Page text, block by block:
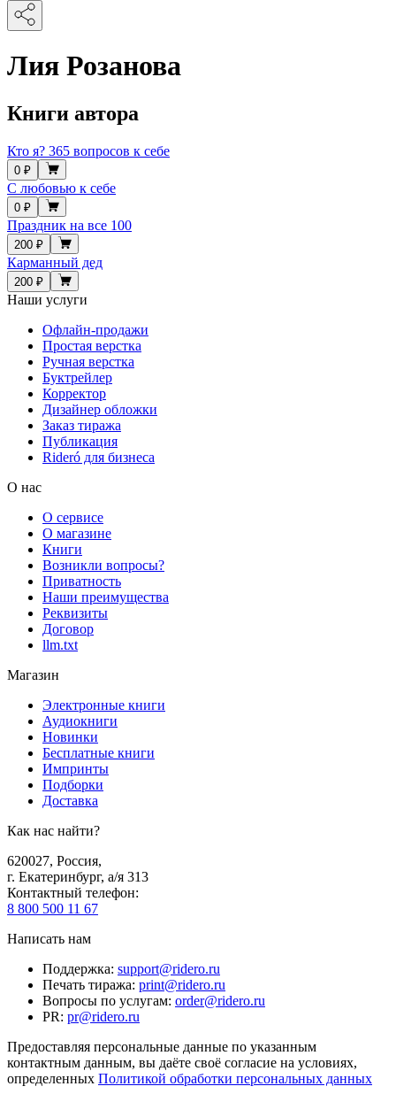
Лия Розанова
Книги автора
Кто я? 365 вопросов к себе
0 ₽
С любовью к себе
0 ₽
Праздник на все 100
200 ₽
Карманный дед
200 ₽
Наши услуги
Офлайн-продажи
Простая верстка
Ручная верстка
Буктрейлер
Корректор
Дизайнер обложки
Заказ тиража
Публикация
Rideró для бизнеса
О нас
О сервисе
О магазине
Книги
Возникли вопросы?
Приватность
Наши преимущества
Реквизиты
Договор
llm.txt
Магазин
Электронные книги
Аудиокниги
Новинки
Бесплатные книги
Импринты
Подборки
Доставка
Как нас найти?
620027, Россия,
г. Екатеринбург, а/я 313
Контактный телефон:
8 800 500 11 67
Написать нам
Поддержка: support@ridero.ru
Печать тиража: print@ridero.ru
Вопросы по услугам: order@ridero.ru
PR: pr@ridero.ru
Предоставляя персональные данные по указанным
контактным данным, вы даёте своё согласие на условиях,
определенных Политикой обработки персональных данных